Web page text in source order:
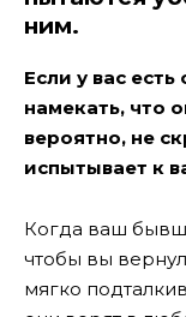
ним.
Если у вас
намекать, что
вероятно, не
испытывает к
Когда ваш
чтобы вы
мягко